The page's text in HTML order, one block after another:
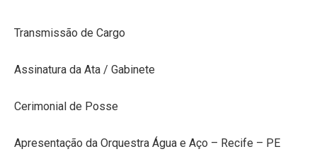
Transmissão de Cargo
Assinatura da Ata / Gabinete
Cerimonial de Posse
Apresentação da Orquestra Água e Aço – Recife – PE